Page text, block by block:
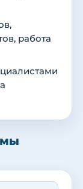
работа